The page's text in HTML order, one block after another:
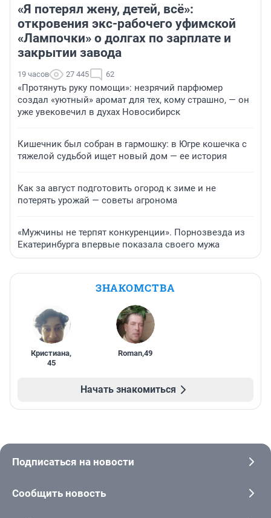
«Я потерял жену, детей, всё»:
откровения экс-рабочего уфимской
«Лампочки» о долгах по зарплате и
закрытии завода
19 часов 27 445 62
«Протянуть руку помощи»: незрячий парфюмер
создал «уютный» аромат для тех, кому страшно, — он
уже увековечил в духах Новосибирск
Кишечник был собран в гармошку: в Югре кошечка с
тяжелой судьбой ищет новый дом — ее история
Как за август подготовить огород к зиме и не
потерять урожай — советы агронома
«Мужчины не терпят конкуренции». Порнозвезда из
Екатеринбурга впервые показала своего мужа
ЗНАКОМСТВА
Кристиана,
45
Roman,49
Начать знакомиться
Подписаться на новости
Сообщить новость